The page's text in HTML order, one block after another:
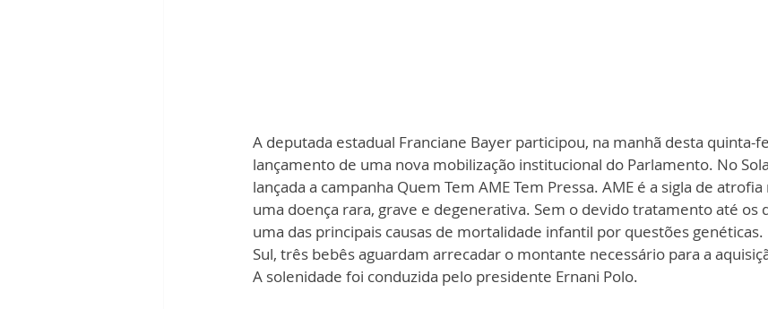
A deputada estadual Franciane Bayer participou, na manhã desta quinta-
lançamento de uma nova mobilização institucional do Parlamento. No
lançada a campanha Quem Tem AME Tem Pressa. AME é a sigla de
uma doença rara, grave e degenerativa. Sem o devido tratamento até os
uma das principais causas de mortalidade infantil por questões genéticas.
Sul, três bebês aguardam arrecadar o montante necessário para a
A solenidade foi conduzida pelo presidente Ernani Polo.